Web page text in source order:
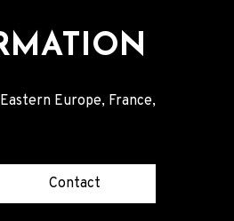
Europe, France,
Contact